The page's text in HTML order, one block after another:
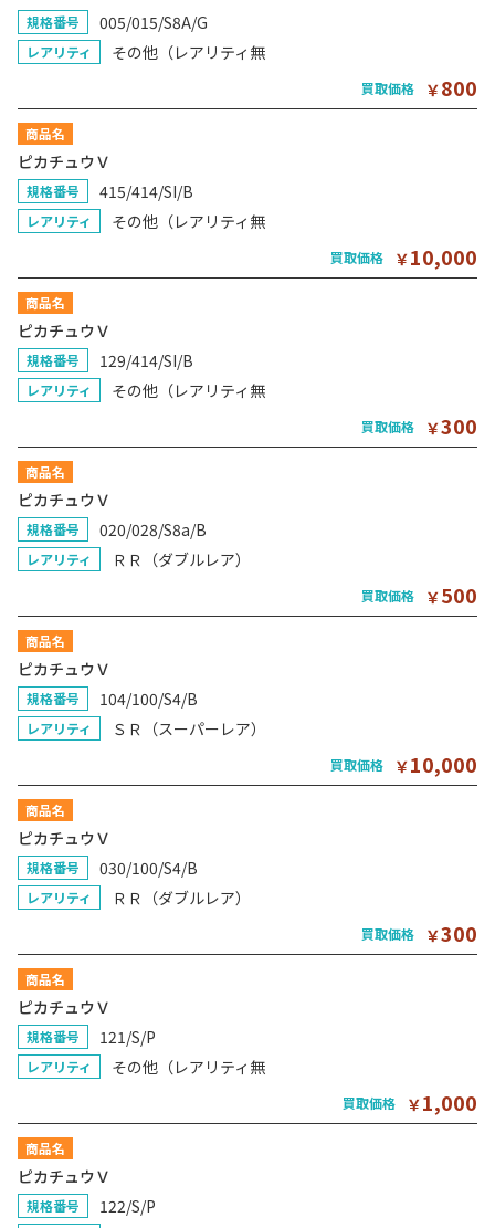
規格番号 005/015/S8A/G
レアリティ その他（レアリティ無
買取価格 ￥800
商品名
ピカチュウＶ
規格番号 415/414/SI/B
レアリティ その他（レアリティ無
買取価格 ￥10,000
商品名
ピカチュウＶ
規格番号 129/414/SI/B
レアリティ その他（レアリティ無
買取価格 ￥300
商品名
ピカチュウＶ
規格番号 020/028/S8a/B
レアリティ ＲＲ（ダブルレア）
買取価格 ￥500
商品名
ピカチュウＶ
規格番号 104/100/S4/B
レアリティ ＳＲ（スーパーレア）
買取価格 ￥10,000
商品名
ピカチュウＶ
規格番号 030/100/S4/B
レアリティ ＲＲ（ダブルレア）
買取価格 ￥300
商品名
ピカチュウＶ
規格番号 121/S/P
レアリティ その他（レアリティ無
買取価格 ￥1,000
商品名
ピカチュウＶ
規格番号 122/S/P